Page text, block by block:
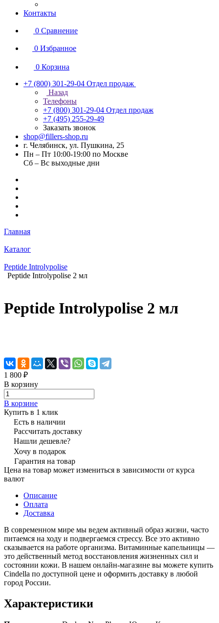
Контакты
0 Сравнение
0 Избранное
0 Корзина
+7 (800) 301-29-04 Отдел продаж
Назад
Телефоны
+7 (800) 301-29-04 Отдел продаж
+7 (495) 255-29-49
Заказать звонок
shop@fillers-shop.ru
г. Челябинск, ул. Пушкина, 25
Пн – Пт 10:00-19:00 по Москве
Сб – Вс выходные дни
Главная
Каталог
Peptide Introlypolise
Peptide Introlypolise 2 мл
Peptide Introlypolise 2 мл
1 800 ₽
В корзину
В корзине
Купить в 1 клик
Есть в наличии
Рассчитать доставку
Нашли дешевле?
Хочу в подарок
Гарантия на товар
Цена на товар может измениться в зависимости от курса
валют
Описание
Оплата
Доставка
В современном мире мы ведем активный образ жизни, часто
питаемся на ходу и подвергаемся стрессу. Все это активно
сказывается на работе организма. Витаминные капельницы —
это действенный метод восстановления жизненных сил и
состоянии кожи. В нашем онлайн-магазине вы можете купить
Cindella по доступной цене и оформить доставку в любой
город России.
Характеристики